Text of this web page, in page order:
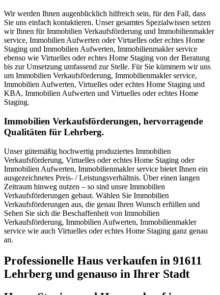
Wir werden Ihnen augenblicklich hilfreich sein, für den Fall, dass
Sie uns einfach kontaktieren. Unser gesamtes Spezialwissen setzen
wir Ihnen für Immobilien Verkaufsförderung und Immobilienmakler
service, Immobilien Aufwerten oder Virtuelles oder echtes Home
Staging und Immobilien Aufwerten, Immobilienmakler service
ebenso wie Virtuelles oder echtes Home Staging von der Beratung
bis zur Umsetzung umfassend zur Stelle. Für Sie kümmern wir uns
um Immobilien Verkaufsförderung, Immobilienmakler service,
Immobilien Aufwerten, Virtuelles oder echtes Home Staging und
KBA, Immobilien Aufwerten und Virtuelles oder echtes Home
Staging.
Immobilien Verkaufsförderungen, hervorragende
Qualitäten für Lehrberg.
Unser gütemäßig hochwertig produziertes Immobilien
Verkaufsförderung, Virtuelles oder echtes Home Staging oder
Immobilien Aufwerten, Immobilienmakler service bietet Ihnen ein
ausgezeichnetes Preis- / Leistungsverhältnis. Über einen langen
Zeitraum hinweg nutzen – so sind unsre Immobilien
Verkaufsförderungen gebaut. Wählen Sie Immobilien
Verkaufsförderungen aus, die genau Ihren Wunsch erfüllen und
Sehen Sie sich die Beschaffenheit von Immobilien
Verkaufsförderung, Immobilien Aufwerten, Immobilienmakler
service wie auch Virtuelles oder echtes Home Staging ganz genau
an.
Professionelle Haus verkaufen in 91611
Lehrberg und genauso in Ihrer Stadt